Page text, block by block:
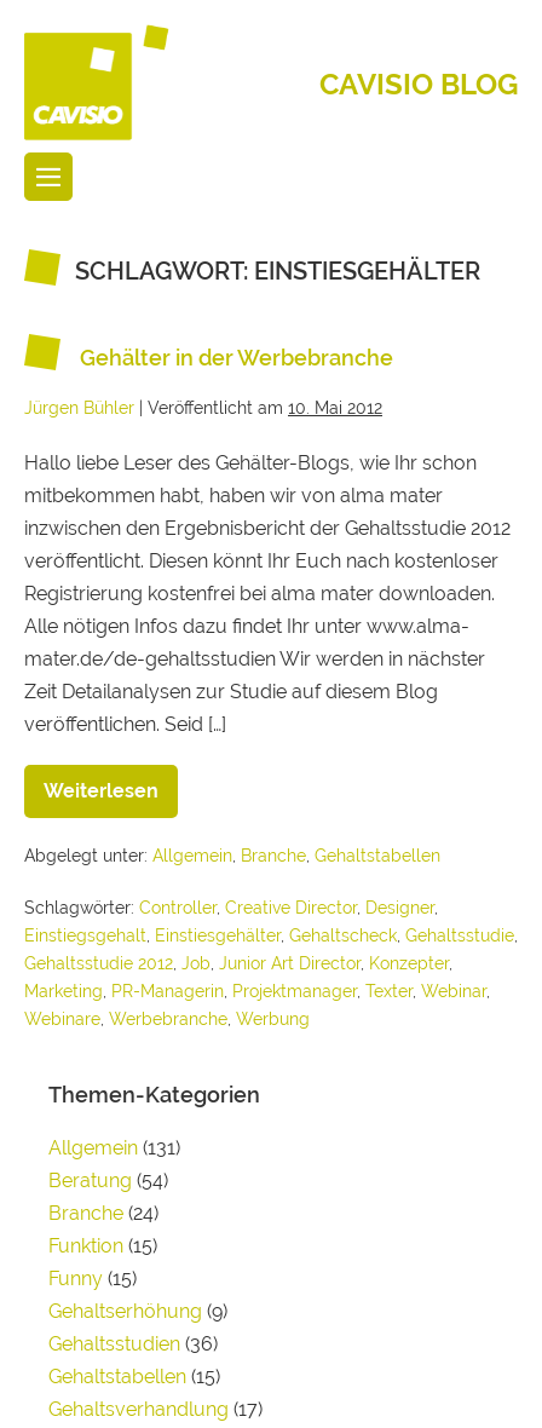
CAVISIO BLOG
SCHLAGWORT: EINSTIESGEHÄLTER
Gehälter in der Werbebranche
Jürgen Bühler Veröffentlicht am 10. Mai 2012
Hallo liebe Leser des Gehälter-Blogs, wie Ihr schon
mitbekommen habt, haben wir von alma mater
inzwischen den Ergebnisbericht der Gehaltsstudie 2012
veröffentlicht. Diesen könnt Ihr Euch nach kostenloser
Registrierung kostenfrei bei alma mater downloaden.
Alle nötigen Infos dazu findet Ihr unter www.alma-
mater.de/de-gehaltsstudien Wir werden in nächster
Zeit Detailanalysen zur Studie auf diesem Blog
veröffentlichen. Seid […]
Weiterlesen
Abgelegt unter: Allgemein Branche Gehaltstabellen
Schlagwörter: Controller, Creative Director, Designer,
Einstiegsgehalt
Einstiesgehälter, Gehaltscheck Gehaltsstudie
Gehaltsstudie 2012 Job Junior Art Director, Konzepter,
Marketing
PR-Managerin Projektmanager, Texter, Webinar,
Webinare Werbebranche Werbung
Themen-Kategorien
Allgemein (131)
Beratung (54)
Branche (24)
Funktion (15)
Funny (15)
Gehaltserhöhung (9)
Gehaltsstudien (36)
Gehaltstabellen (15)
Gehaltsverhandlung (17)